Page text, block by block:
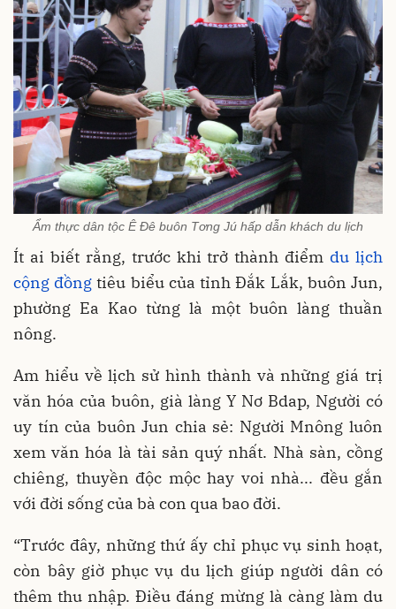
Ẩm thực dân tộc Ê Đê buôn Tơng Jú hấp dẫn khách du lịch
Ít ai biết rằng, trước khi trở thành điểm du lịch
cộng đồng tiêu biểu của tỉnh Đắk Lắk, buôn Jun,
phường Ea Kao từng là một buôn làng thuần
nông.
Am hiểu về lịch sử hình thành và những giá trị
văn hóa của buôn, già làng Y Nơ Bdap, Người có
uy tín của buôn Jun chia sẻ: Người Mnông luôn
xem văn hóa là tài sản quý nhất. Nhà sàn, cồng
chiêng, thuyền độc mộc hay voi nhà... đều gắn
với đời sống của bà con qua bao đời.
“Trước đây, những thứ ấy chỉ phục vụ sinh hoạt,
còn bây giờ phục vụ du lịch giúp người dân có
thêm thu nhập. Điều đáng mừng là càng làm du